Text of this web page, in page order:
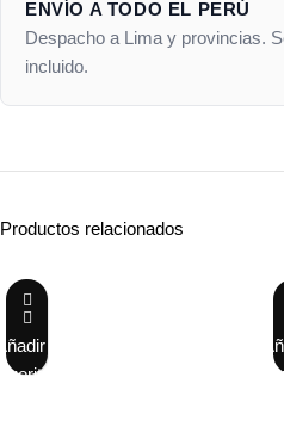
ENVÍO A TODO EL PERÚ
Despacho a Lima y provincias.
incluido.
Productos relacionados
-12%
a